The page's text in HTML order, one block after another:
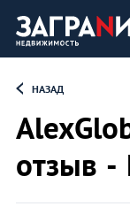
НАЗАД
отзыв -